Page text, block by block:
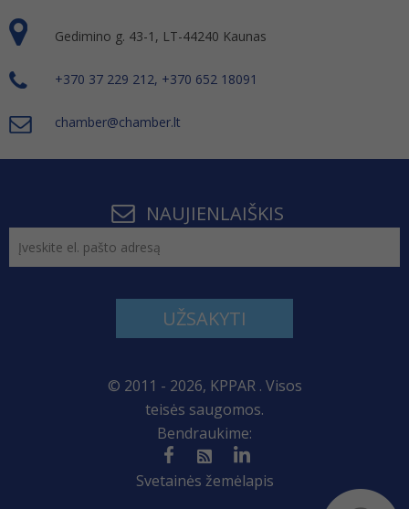
Gedimino g. 43-1, LT-44240 Kaunas
+370 37 229 212, +370 652 18091
chamber@chamber.lt
NAUJIENLAIŠKIS
UŽSAKYTI
© 2011 - 2026, KPPAR . Visos
teisės saugomos.
Bendraukime:
Svetainės žemėlapis